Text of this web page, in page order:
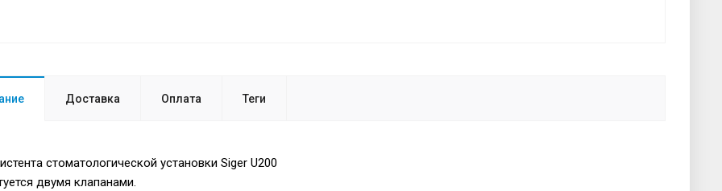
Доставка Оплата Теги
стоматологической установки Siger U200
двумя клапанами.